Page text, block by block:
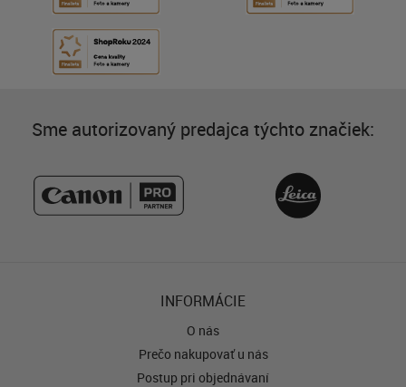
Sme autorizovaný predajca týchto značiek:
INFORMÁCIE
O nás
Prečo nakupovať u nás
Postup pri objednávaní